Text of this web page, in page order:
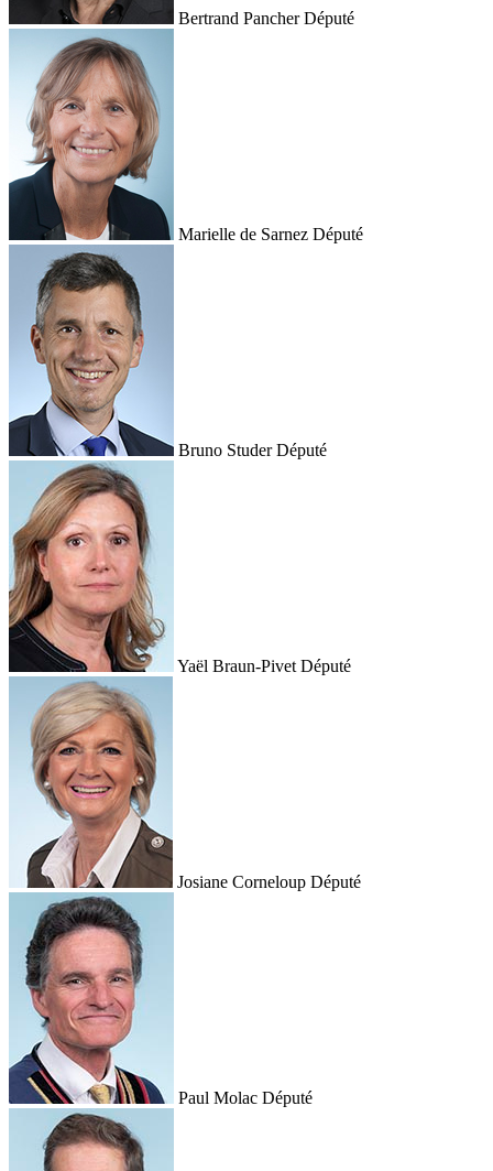
Bertrand Pancher Député
Marielle de Sarnez Député
Bruno Studer Député
Yaël Braun-Pivet Député
Josiane Corneloup Député
Paul Molac Député